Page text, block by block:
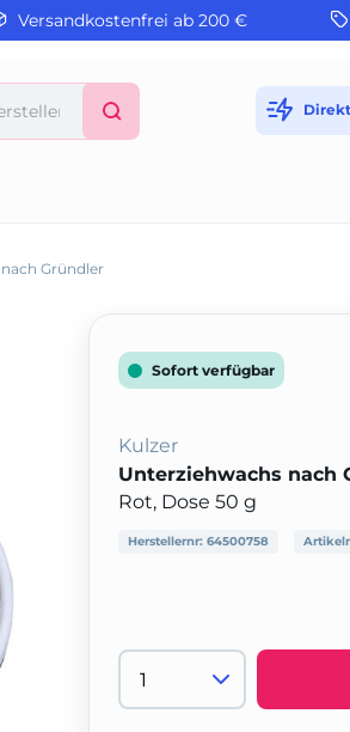
Versandkostenfrei ab 200 €
Gründler
Sofort verfügbar
Kulzer
Unterziehwachs nach
Rot, Dose 50 g
Herstellernr: 64500758